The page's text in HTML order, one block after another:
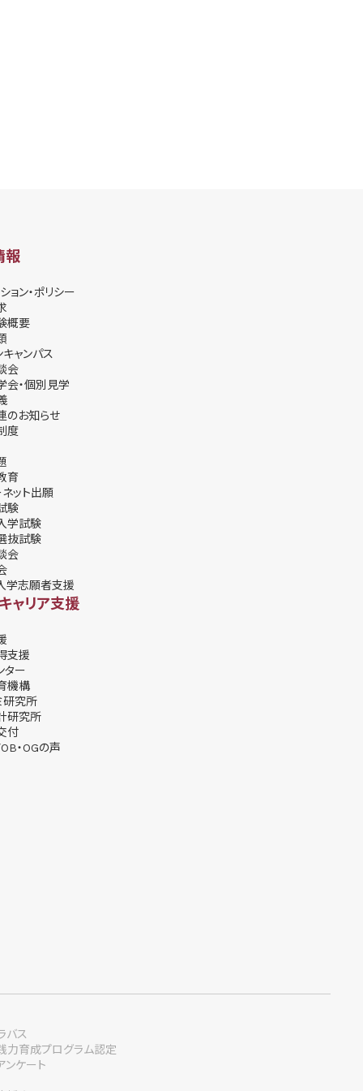
報
ョン・ポリシー
概要
ャンパス
会
会・個別⾒学
のお知らせ
度
育
ット出願
験
学試験
抜試験
会
学志願者支援
ャリア支援
支援
ター
機構
研究所
研究所
付
・OGの声
バス
力育成プログラム認定
ンケート